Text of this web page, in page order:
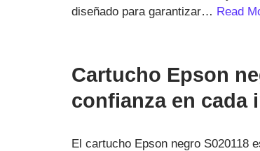
diseñado para garantizar… Read
Cartucho Epson
confianza en cada
El cartucho Epson negro S020118